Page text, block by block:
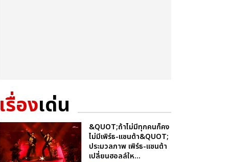
เรื่องเด่น
&QUOT;ถ้าไม่มีทุกคนก็คง
ไม่มีเพิร์ธ-แซนต้า&QUOT;
ประมวลภาพ เพิร์ธ-แซนต้า
เปลี่ยนฮอลล์ให...